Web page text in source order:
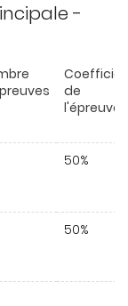
-
de
l'épreuve
50%
50%